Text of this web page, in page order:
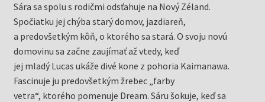
Sára sa spolu s rodičmi odsťahuje na Nový Zéland.
Spočiatku jej chýba starý domov, jazdiareň,
a predovšetkým kôň, o ktorého sa stará. O svoju novú
domovinu sa začne zaujímať až vtedy, keď
jej mladý Lucas ukáže divé kone z pohoria Kaimanawa.
Fascinuje ju predovšetkým žrebec „farby
vetra“, ktorého pomenuje Dream. Sáru šokuje, keď sa